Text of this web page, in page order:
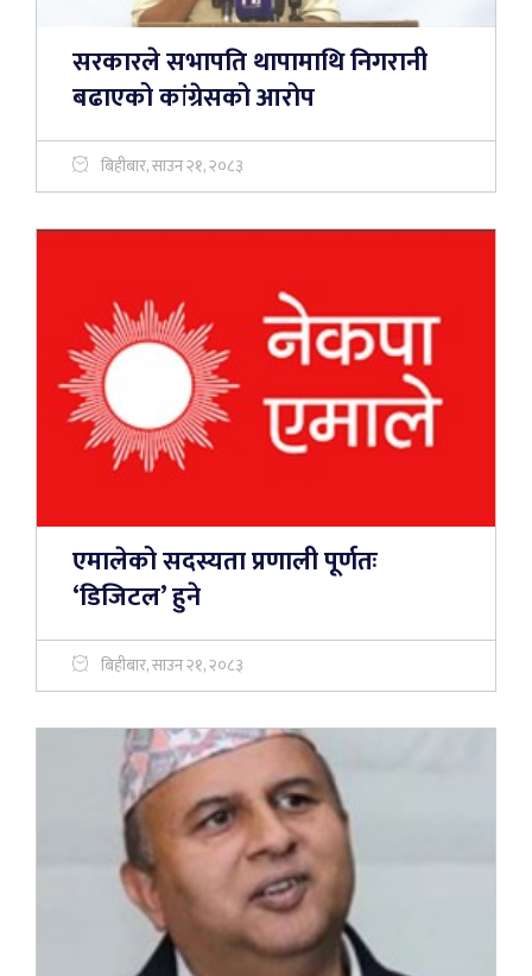
सरकारले सभापति थापामाथि निगरानी
बढाएको कांग्रेसको आरोप
बिहीबार, साउन २१, २०८३
एमालेको सदस्यता प्रणाली पूर्णतः
‘डिजिटल’ हुने
बिहीबार, साउन २१, २०८३